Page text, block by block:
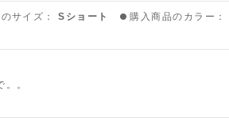
サイズ： Sショート 購入商品のカラー：
。